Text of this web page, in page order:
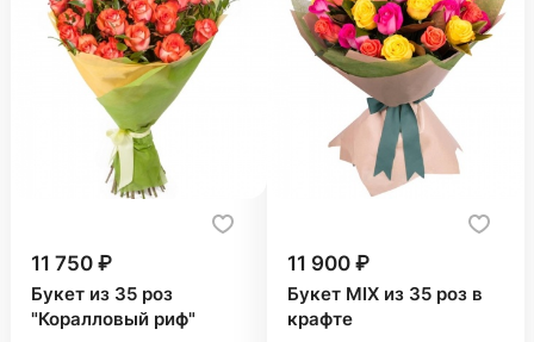
11 750 ₽
Букет из 35 роз
"Коралловый риф"
11 900 ₽
Букет MIX из 35 роз в
крафте